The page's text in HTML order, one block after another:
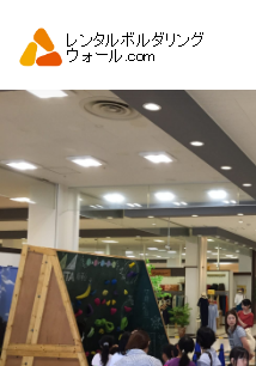
ッ
プ
自動見積り
アーバンスポーツイベント.JP